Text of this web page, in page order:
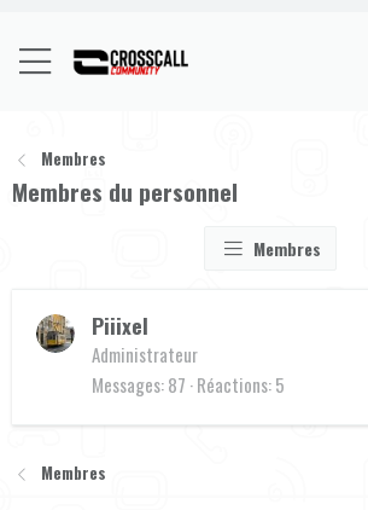
Membres
Membres du personnel
Membres
Piiixel
Administrateur
Messages 87 Réactions 5
Membres